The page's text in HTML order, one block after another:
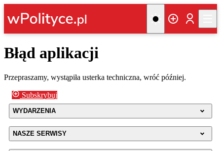
Błąd aplikacji
Przepraszamy, wystąpiła usterka techniczna, wróć później.
Subskrybuj
WYDARZENIA
NASZE SERWISY